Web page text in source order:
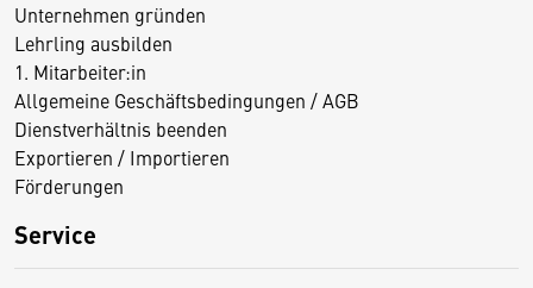
Unternehmen gründen
Lehrling ausbilden
1. Mitarbeiter:in
Allgemeine Geschäftsbedingungen / AGB
Dienstverhältnis beenden
Exportieren / Importieren
Förderungen
Service